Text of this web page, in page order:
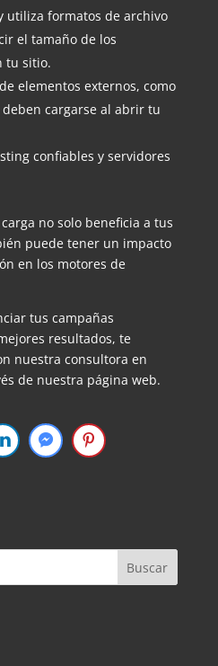
utiliza formatos de archivo
el tamaño de los
tu sitio.
elementos externos, como
cargarse al abrir tu
confiables y servidores
no solo beneficia a tus
puede tener un impacto
en los motores de
tus campañas
resultados, te
nuestra consultora en
de nuestra página web.